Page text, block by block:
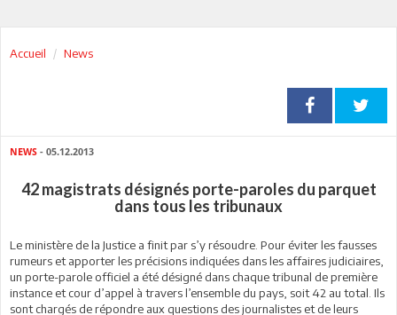
Accueil News
NEWS - 05.12.2013
42 magistrats désignés porte-paroles du parquet
dans tous les tribunaux
Le ministère de la Justice a finit par s’y résoudre. Pour éviter les fausses
rumeurs et apporter les précisions indiquées dans les affaires judiciaires,
un porte-parole officiel a été désigné dans chaque tribunal de première
instance et cour d’appel à travers l’ensemble du pays, soit 42 au total. Ils
sont chargés de répondre aux questions des journalistes et de leurs